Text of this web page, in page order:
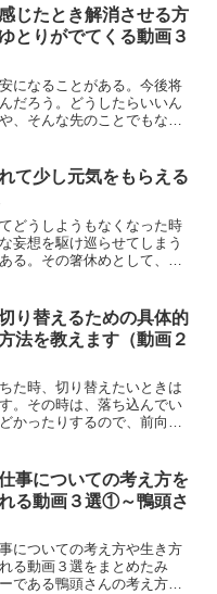
集①名言集②③名言（実践）
。
じたとき解消させる方
とりがでてくる動画３
になることがある。今後将
だろう。どうしたらいいん
、そんな先のことでもな
る前や、寝た後の夜中起き
が多くないだろ...
て少し元気をもらえる
どうしようもなくなった時
妄想を駆け巡らせてしまう
る。その箸休めとして、一
である。
り替えるための具体的
法を教えます（動画２
た時、切り替えたいときは
。その時は、落ち込んでい
かったりするので、前向き
「ついてる。ついてる。」
別に、なにも...
事についての考え方を
る動画３選①～鴨頭さ
についての考え方や生き方
る動画３選をまとめたみ
である鴨頭さんの考え方に